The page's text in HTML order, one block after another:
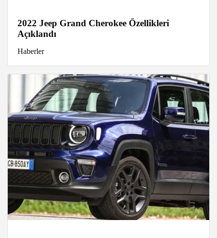
2022 Jeep Grand Cherokee Özellikleri
Açıklandı
Haberler